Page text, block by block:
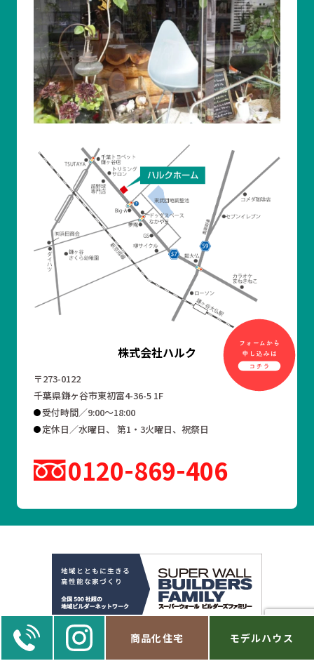
商品化住宅 モデルハウス
株式会社ハルク
〒273-0122
千葉県鎌ヶ谷市東初富4-36-5 1F
受付時間／9:00～18:00
定休日／水曜日、 第1・3火曜日、祝祭日
0120 869 406